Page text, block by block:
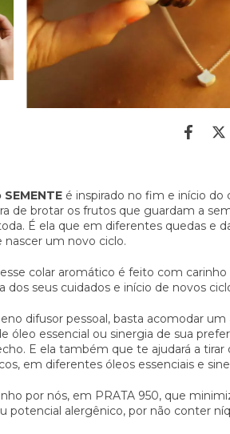
é inspirado no fim e início do
de brotar os frutos que guardam a
É ela que em diferentes quedas e
nascer um novo ciclo.
colar aromático é feito com carinho
dos seus cuidados e início de novos
difusor pessoal, basta acomodar
óleo essencial ou sinergia de sua
E ela também que te ajudará a
em diferentes óleos essenciais e
por nós, em PRATA 950, que
potencial alergênico, por não conter